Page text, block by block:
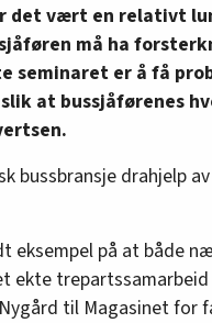
det vært en relativt
må ha
seminaret er å få
at bussjåførenes
bussbransje drahjelp
eksempel på at både
ekte
til Magasinet for